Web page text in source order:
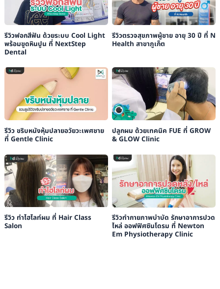
รีวิวฟอกสีฟัน ด้วยระบบ Cool Light
พร้อมขูดหินปูน ที่ NextStep
Dental
รีวิวตรวจสุขภาพผู้ชาย อายุ 30 ปี ที่ N
Health สาขาภูเก็ต
รีวิว ขริบหนังหุ้มปลายอวัยวะเพศชาย
ที่ Gentle Clinic
ปลูกผม ด้วยเทคนิค FUE ที่ GROW
& GLOW Clinic
รีวิว ทำไฮไลท์ผม ที่ Hair Class
Salon
รีวิวทำกายภาพบำบัด รักษาอาการปวด
ไหล่ ออฟฟิศซินโดรม ที่ Newton
Em Physiotherapy Clinic